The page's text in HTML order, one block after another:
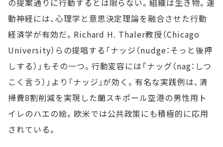
動神経には、心理学と意思決定理論を融合させた行動
経済学が有効だ。Richard H. Thaler教授（Chicago
University）らの提唱する「ナッジ（nudge：そっと後押
しする）」もその一つ。行動変容には「ナッグ（nag：しつ
こく言う）」より「ナッジ」が効く。有名な実践例は、清
掃費8割削減を実現した蘭スキポール空港の男性用ト
イレのハエの絵。欧米では公共政策にも積極的に応用
されている。